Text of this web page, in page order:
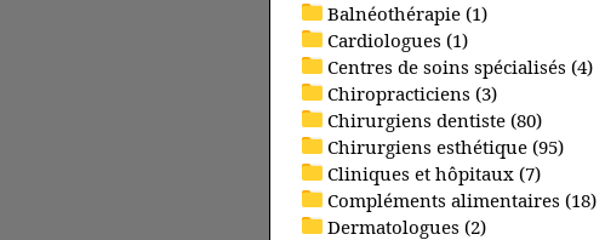
Balnéothérapie (1)
Cardiologues (1)
Centres de soins spécialisés (4)
Chiropracticiens (3)
Chirurgiens dentiste (80)
Chirurgiens esthétique (95)
Cliniques et hôpitaux (7)
Compléments alimentaires (18)
Dermatologues (2)